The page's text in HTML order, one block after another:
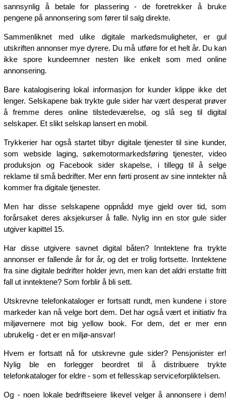
sannsynlig å betale for plassering - de foretrekker å bruke
pengene på annonsering som fører til salg direkte.
Sammenliknet med ulike digitale markedsmuligheter, er gul
utskriften annonser mye dyrere. Du må utføre for et helt år. Du kan
ikke spore kundeemner nesten like enkelt som med online
annonsering.
Bare katalogisering lokal informasjon for kunder klippe ikke det
lenger. Selskapene bak trykte gule sider har vært desperat prøver
å fremme deres online tilstedeværelse, og slå seg til digital
selskaper. Et slikt selskap lansert en mobil.
Trykkerier har også startet tilbyr digitale tjenester til sine kunder,
som webside laging, søkemotormarkedsføring tjenester, video
produksjon og Facebook sider skapelse, i tillegg til å selge
reklame til små bedrifter. Mer enn førti prosent av sine inntekter nå
kommer fra digitale tjenester.
Men har disse selskapene oppnådd mye gjeld over tid, som
forårsaket deres aksjekurser å falle. Nylig inn en stor gule sider
utgiver kapittel 15.
Har disse utgivere savnet digital båten? Inntektene fra trykte
annonser er fallende år for år, og det er trolig fortsette. Inntektene
fra sine digitale bedrifter holder jevn, men kan det aldri erstatte fritt
fall ut inntektene? Som forblir å bli sett.
Utskrevne telefonkataloger er fortsatt rundt, men kundene i store
markeder kan nå velge bort dem. Det har også vært et initiativ fra
miljøvernere mot big yellow book. For dem, det er mer enn
ubrukelig - det er en miljø-ansvar!
Hvem er fortsatt nå for utskrevne gule sider? Pensjonister er!
Nylig ble en forlegger beordret til å distribuere trykte
telefonkataloger for eldre - som et fellesskap serviceforpliktelsen.
Og - noen lokale bedriftseiere likevel velger å annonsere i dem!